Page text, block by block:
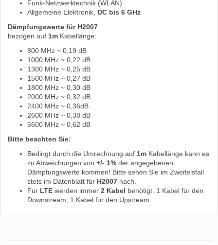
Funk-Netzwerktechnik (WLAN)
Allgemeine Elektronik, DC bis 6 GHz
Dämpfungswerte für H2007
bezogen auf 1m Kabellänge:
800 MHz ~ 0,19 dB
1000 MHz ~ 0,22 dB
1300 MHz ~ 0,25 dB
1500 MHz ~ 0,27 dB
1800 MHz ~ 0,30 dB
2000 MHz ~ 0,32 dB
2400 MHz ~ 0,36dB
2600 MHz ~ 0,38 dB
5600 MHz ~ 0,62 dB
Bitte beachten Sie:
Bedingt durch die Umrechnung auf 1m Kabellänge kann es
zu Abweichungen von +/- 1% der angegebenen
Dämpfungswerte kommen! Bitte sehen Sie im Zweifelsfall
stets im Datenblatt für H2007 nach.
Für LTE werden immer 2 Kabel benötigt. 1 Kabel für den
Downstream, 1 Kabel für den Upstream.